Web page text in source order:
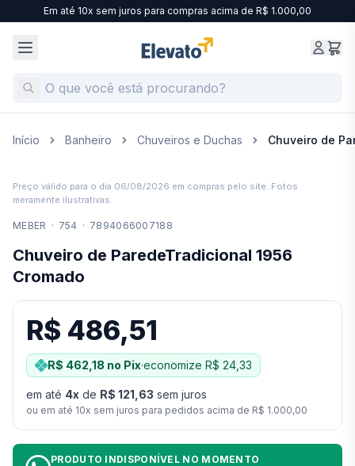
Em até 10x sem juros para compras acima de R$ 1.000,00
Início Banheiro Chuveiros e Duchas Chuveiro de
Preço válido para o dia 06/08/2026 em compras pelo site. Fotos
meramente ilustrativas.
MEBER · 754 · 7894066007188
Chuveiro de ParedeTradicional 1956
Cromado
R$ 486,51
R$ 462,18 no Pix·economize R$ 24,33
em até 4x de R$ 121,63 sem juros
ou em até 10x sem juros para pedidos acima de R$ 1.000,00
PRODUTO INDISPONÍVEL NO MOMENTO